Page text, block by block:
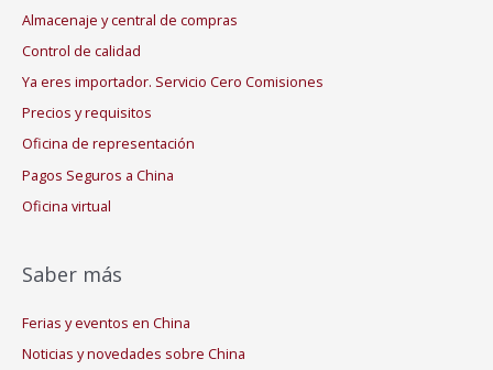
Almacenaje y central de compras
Control de calidad
Ya eres importador. Servicio Cero Comisiones
Precios y requisitos
Oficina de representación
Pagos Seguros a China
Oficina virtual
Saber más
Ferias y eventos en China
Noticias y novedades sobre China